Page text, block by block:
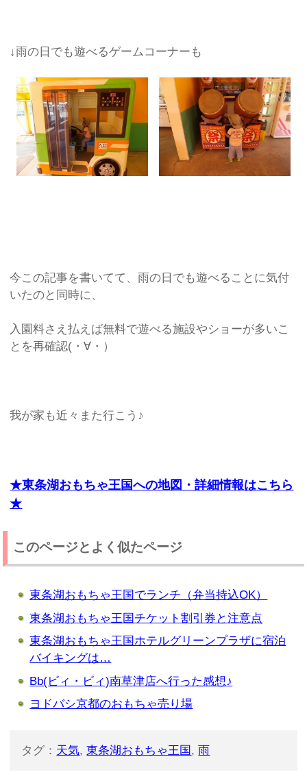
↓雨の日でも遊べるゲームコーナーも
今この記事を書いてて、雨の日でも遊べることに気付
いたのと同時に、
入園料さえ払えば無料で遊べる施設やショーが多いこ
とを再確認(・∀・）
我が家も近々また行こう♪
★東条湖おもちゃ王国への地図・詳細情報はこちら
★
このページとよく似たページ
東条湖おもちゃ王国でランチ（弁当持込OK）
東条湖おもちゃ王国チケット割引券と注意点
東条湖おもちゃ王国ホテルグリーンプラザに宿泊
バイキングは…
Bb(ビィ・ビィ)南草津店へ行った感想♪
ヨドバシ京都のおもちゃ売り場
タグ： 天気,東条湖おもちゃ王国 ,雨